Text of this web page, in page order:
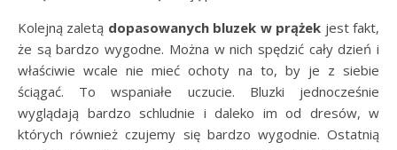
Kolejną zaletą dopasowanych bluzek w prążek jest fakt,
że są bardzo wygodne. Można w nich spędzić cały dzień i
właściwie wcale nie mieć ochoty na to, by je z siebie
ściągać. To wspaniałe uczucie. Bluzki jednocześnie
wyglądają bardzo schludnie i daleko im od dresów, w
których również czujemy się bardzo wygodnie. Ostatnią